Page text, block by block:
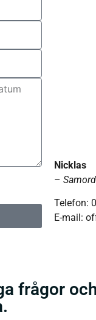
Nicklas
–
Telefon:
E-mail:
frågor